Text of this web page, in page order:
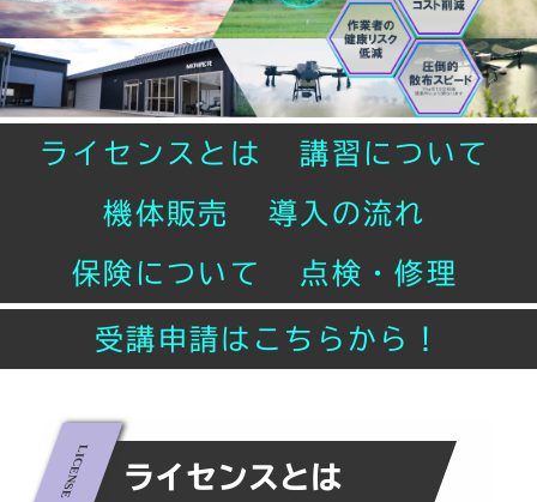
ライセンスとは 講習について
機体販売 導入の流れ
保険について 点検・修理
受講申請はこちらから！
ライセンスとは